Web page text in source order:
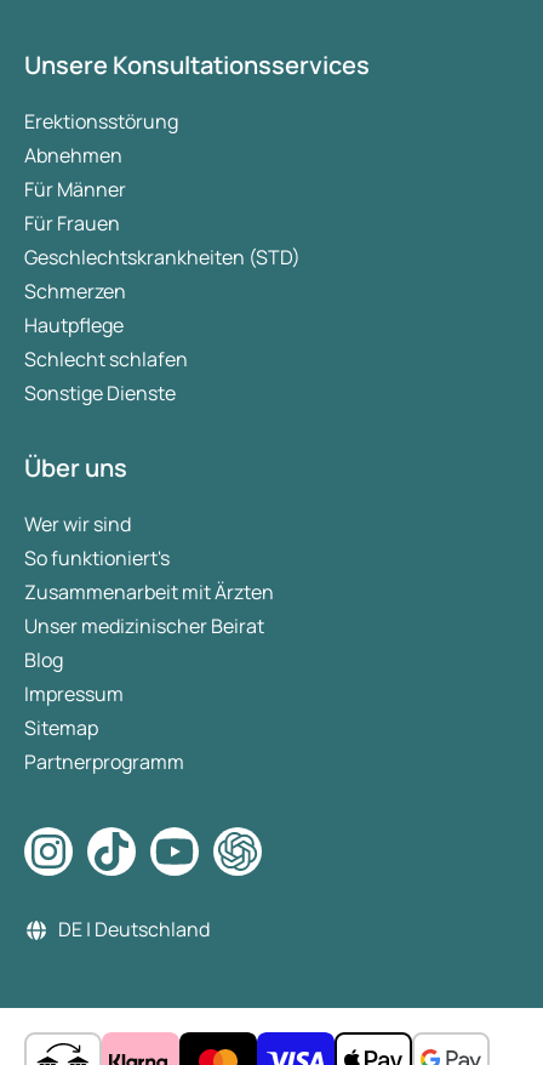
Unsere Konsultationsservices
Erektionsstörung
Abnehmen
Für Männer
Für Frauen
Geschlechtskrankheiten (STD)
Schmerzen
Hautpflege
Schlecht schlafen
Sonstige Dienste
Über uns
Wer wir sind
So funktioniert's
Zusammenarbeit mit Ärzten
Unser medizinischer Beirat
Blog
Impressum
Sitemap
Partnerprogramm
DE | Deutschland